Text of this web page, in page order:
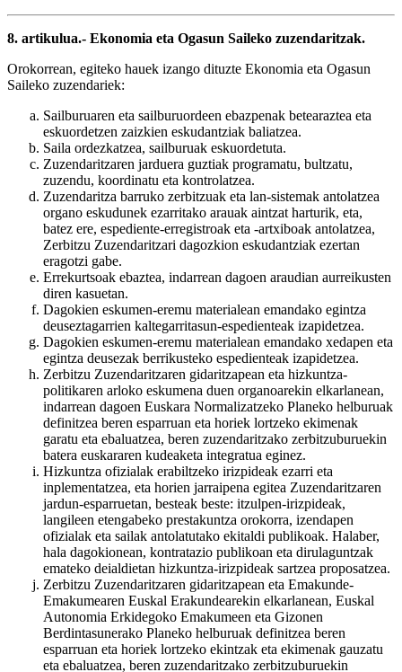
8. artikulua.- Ekonomia eta Ogasun Saileko zuzendaritzak.
Orokorrean, egiteko hauek izango dituzte Ekonomia eta Ogasun
Saileko zuzendariek:
Sailburuaren eta sailburuordeen ebazpenak betearaztea eta
eskuordetzen zaizkien eskudantziak baliatzea.
Saila ordezkatzea, sailburuak eskuordetuta.
Zuzendaritzaren jarduera guztiak programatu, bultzatu,
zuzendu, koordinatu eta kontrolatzea.
Zuzendaritza barruko zerbitzuak eta lan-sistemak antolatzea
organo eskudunek ezarritako arauak aintzat harturik, eta,
batez ere, espediente-erregistroak eta -artxiboak antolatzea,
Zerbitzu Zuzendaritzari dagozkion eskudantziak ezertan
eragotzi gabe.
Errekurtsoak ebaztea, indarrean dagoen araudian aurreikusten
diren kasuetan.
Dagokien eskumen-eremu materialean emandako egintza
deuseztagarrien kaltegarritasun-espedienteak izapidetzea.
Dagokien eskumen-eremu materialean emandako xedapen eta
egintza deusezak berrikusteko espedienteak izapidetzea.
Zerbitzu Zuzendaritzaren gidaritzapean eta hizkuntza-
politikaren arloko eskumena duen organoarekin elkarlanean,
indarrean dagoen Euskara Normalizatzeko Planeko helburuak
definitzea beren esparruan eta horiek lortzeko ekimenak
garatu eta ebaluatzea, beren zuzendaritzako zerbitzuburuekin
batera euskararen kudeaketa integratua eginez.
Hizkuntza ofizialak erabiltzeko irizpideak ezarri eta
inplementatzea, eta horien jarraipena egitea Zuzendaritzaren
jardun-esparruetan, besteak beste: itzulpen-irizpideak,
langileen etengabeko prestakuntza orokorra, izendapen
ofizialak eta sailak antolatutako ekitaldi publikoak. Halaber,
hala dagokionean, kontratazio publikoan eta dirulaguntzak
emateko deialdietan hizkuntza-irizpideak sartzea proposatzea.
Zerbitzu Zuzendaritzaren gidaritzapean eta Emakunde-
Emakumearen Euskal Erakundearekin elkarlanean, Euskal
Autonomia Erkidegoko Emakumeen eta Gizonen
Berdintasunerako Planeko helburuak definitzea beren
esparruan eta horiek lortzeko ekintzak eta ekimenak gauzatu
eta ebaluatzea, beren zuzendaritzako zerbitzuburuekin